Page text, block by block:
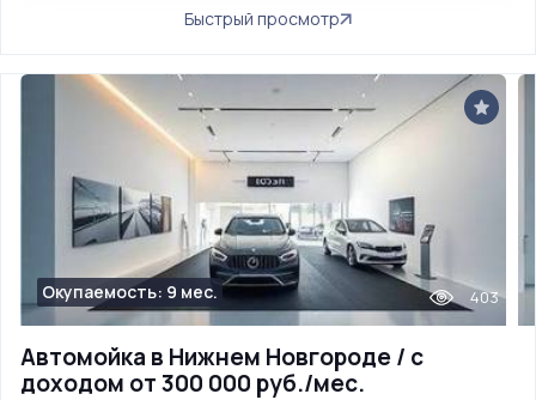
Быстрый просмотр
Автомойка в Нижнем Новгороде / с
доходом от 300 000 руб./мес.
Окупаемость: 9 мес. 403